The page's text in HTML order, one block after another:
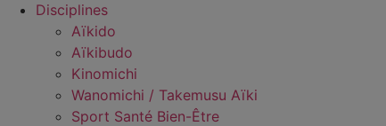
Disciplines
Aïkido
Aïkibudo
Kinomichi
Wanomichi / Takemusu Aïki
Sport Santé Bien-Être